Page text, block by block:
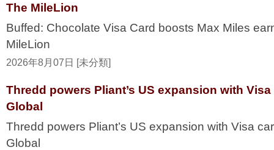
The MileLion
Buffed: Chocolate Visa Card boosts Max Miles
MileLion
2026年8月07日 [未分類]
Thredd powers Pliant’s US expansion with
Global
Thredd powers Pliant’s US expansion with Visa
Global